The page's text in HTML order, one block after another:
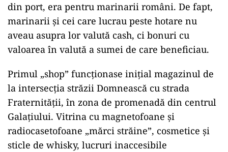
din port, era pentru marinarii români. De fapt,
marinarii și cei care lucrau peste hotare nu
aveau asupra lor valută cash, ci bonuri cu
valoarea în valută a sumei de care beneficiau.
Primul „shop” funcţionase iniţial magazinul de
la intersecţia străzii Domnească cu strada
Fraternităţii, în zona de promenadă din centrul
Galațiului. Vitrina cu magnetofoane şi
radiocasetofoane „mărci străine”, cosmetice şi
sticle de whisky, lucruri inaccesibile